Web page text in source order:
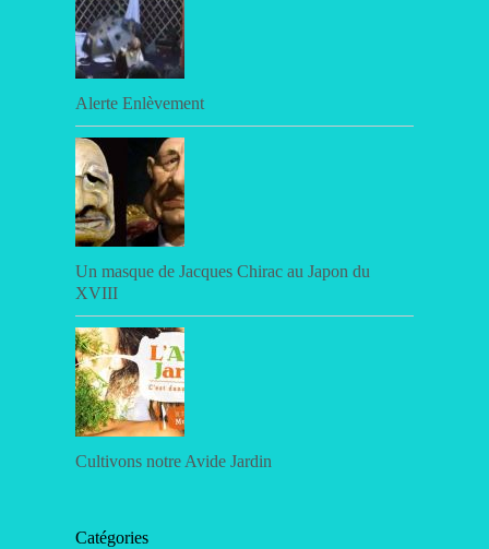
Alerte Enlèvement
Un masque de Jacques Chirac au Japon du
XVIII
Cultivons notre Avide Jardin
Catégories